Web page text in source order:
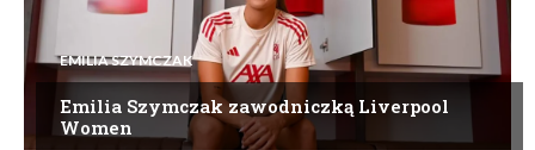
EMILIA SZYMCZAK
Emilia Szymczak zawodniczką Liverpool
Women